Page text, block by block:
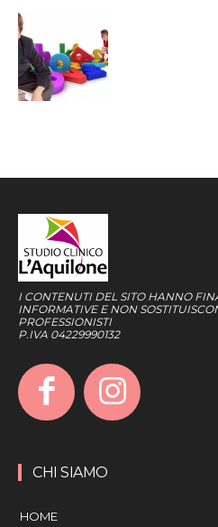
I CONTENUTI DEL SITO HANNO
INFORMATIVE E NON
PROFESSIONISTI
P.IVA 04229990132
CHI SIAMO
HOME